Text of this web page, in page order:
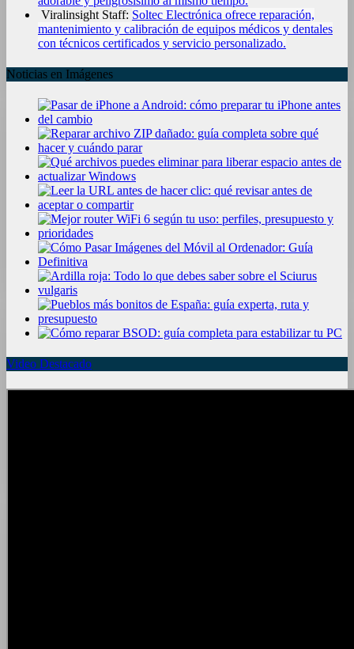
Viralinsight Staff: Soltec Electrónica ofrece reparación,
mantenimiento y calibración de equipos médicos y dentales
con técnicos certificados y servicio personalizado.
Noticias en Imágenes
Video Destacado